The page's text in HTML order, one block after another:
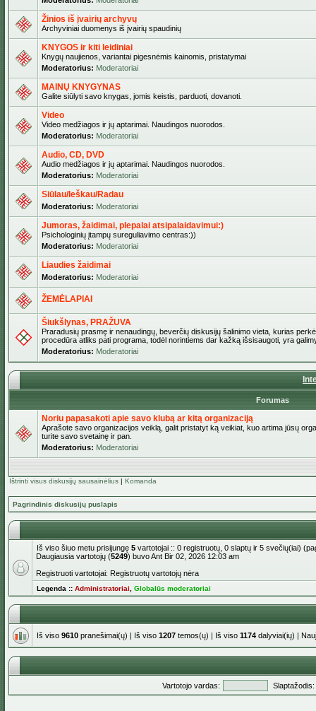
Žinios iš įvairių archyvų
Archyviniai duomenys iš įvairių spaudinių
KNYGOS ir kiti leidiniai
Knygų naujienos, variantai pigesnėmis kainomis, pristatymai
Moderatorius: Moderatoriai
MAINŲ KNYGYNAS
Galite siūlyti savo knygas, jomis keistis, parduoti, dovanoti.
Video
Video medžiagos ir jų aptarimai. Naudingos nuorodos.
Moderatorius: Moderatoriai
Audio, CD, DVD
Audio medžiagos ir jų aptarimai. Naudingos nuorodos.
Moderatorius: Moderatoriai
Siūlau/Ieškau/Radau
Moderatorius: Moderatoriai
Jumoras, žaidimai, plepalai atsipalaidavimui:)
Psichologinių įtampų sureguliavimo centras:))
Moderatorius: Moderatoriai
Liaudies žaidimai
Moderatorius: Moderatoriai
ŽEMĖLAPIAI
Šiukšlynas, PRAŽUVA
Praradusių prasmę ir nenaudingų, beverčių diskusijų šalinimo vieta, kurias
procedūra atliks pati programa, todėl norintiems dar kažką išsisaugoti, yra
Moderatorius: Moderatoriai
Forumas
Noriu papasakoti apie savo klubą ar kitą organizaciją
Aprašote savo organizacijos veiklą, galit pristatyt ką veikiat, kuo artima jūsų
turite savo svetainę ir pan.
Moderatorius: Moderatoriai
Ištrinti visus diskusijų sausainėlius | Komanda
Pagrindinis diskusijų puslapis
Iš viso šiuo metu prisijungę 5 vartotojai :: 0 registruotų, 0 slaptų ir 5 svečių(iai)
Daugiausia vartotojų (5249) buvo Ant Bir 02, 2026 12:03 am
Registruoti vartotojai: Registruotų vartotojų nėra
Legenda :: Administratoriai Globalūs moderatoriai
Iš viso 9610 pranešimai(ų) | Iš viso 1207 temos(ų) | Iš viso 1174 dalyviai(ių) |
Vartotojo vardas: Slaptažodis: